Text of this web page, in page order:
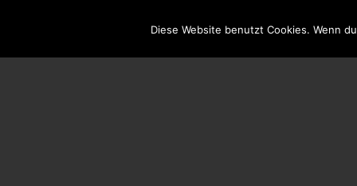
HOME
Diese Website benutzt Cookies. Wenn